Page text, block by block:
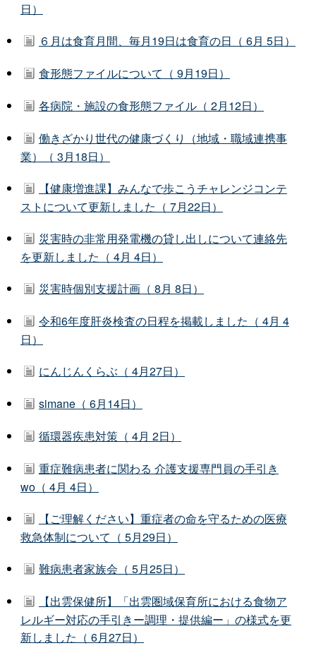
日）
６月は食育月間、毎月19日は食育の日（ 6月 5日）
食形態ファイルについて（ 9月19日）
各病院・施設の食形態ファイル（ 2月12日）
働きざかり世代の健康づくり（地域・職域連携事
業）（ 3月18日）
【健康増進課】みんなで歩こうチャレンジコンテ
ストについて更新しました（ 7月22日）
災害時の非常用発電機の貸し出しについて連絡先
を更新しました（ 4月 4日）
災害時個別支援計画（ 8月 8日）
令和6年度肝炎検査の日程を掲載しました（ 4月 4
日）
にんじんくらぶ（ 4月27日）
simane（ 6月14日）
循環器疾患対策（ 4月 2日）
重症難病患者に関わる 介護支援専門員の手引き
wo（ 4月 4日）
【ご理解ください】重症者の命を守るための医療
救急体制について（ 5月29日）
難病患者家族会（ 5月25日）
【出雲保健所】「出雲圏域保育所における食物ア
レルギー対応の手引きー調理・提供編ー」の様式を更
新しました（ 6月27日）